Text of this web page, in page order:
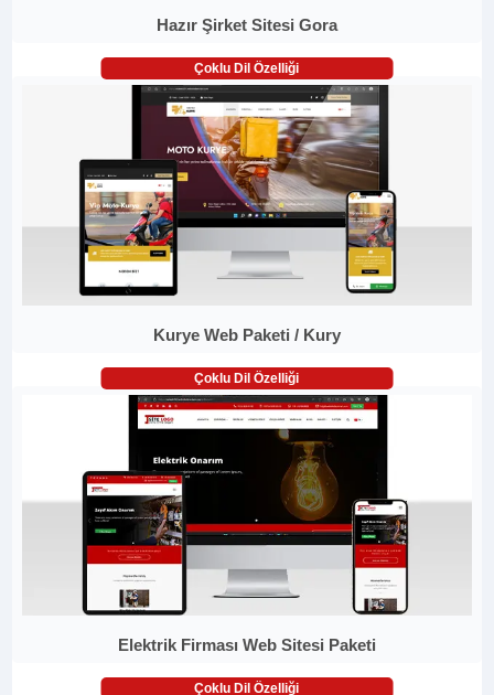
Hazır Şirket Sitesi Gora
Çoklu Dil Özelliği
Kurye Web Paketi / Kury
Çoklu Dil Özelliği
Elektrik Firması Web Sitesi Paketi
Çoklu Dil Özelliği